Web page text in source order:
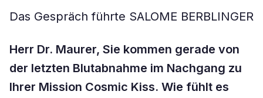
Das Gespräch führte SALOME BERBLINGER
Herr Dr. Maurer, Sie kommen gerade von
der letzten Blutabnahme im Nachgang zu
Ihrer Mission Cosmic Kiss. Wie fühlt es